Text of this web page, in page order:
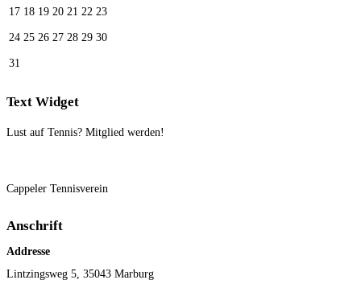
17 18 19 20 21 22 23
24 25 26 27 28 29 30
31
Text Widget
Lust auf Tennis? Mitglied werden!
Cappeler Tennisverein
Anschrift
Addresse
Lintzingsweg 5, 35043 Marburg